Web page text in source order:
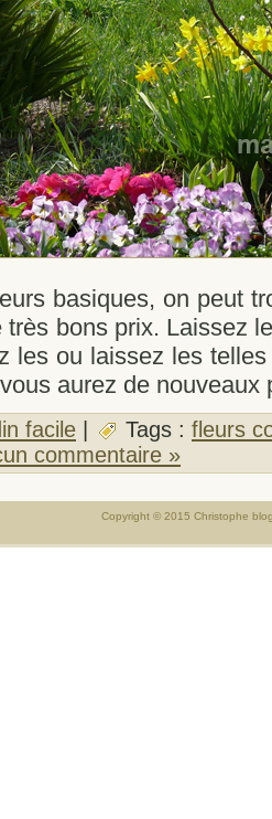
basiques, on peut
très bons prix. Laissez
les ou laissez les
aurez de nouveaux
facile | Tags : fleurs
commentaire »
Copyright © 2015 Christophe